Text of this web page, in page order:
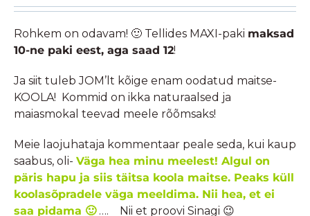
oli:
on:
Rohkem on odavam! 🙂 Tellides MAXI-paki maksad
10-ne paki eest, aga saad 12!
Ja siit tuleb JOM’lt kõige enam oodatud maitse-
KOOLA! Kommid on ikka naturaalsed ja
maiasmokal teevad meele rõõmsaks!
Meie laojuhataja kommentaar peale seda, kui kaup
saabus, oli- Väga hea minu meelest! Algul on
päris hapu ja siis täitsa koola maitse. Peaks küll
koolasõpradele väga meeldima. Nii hea, et ei
saa pidama 🙂…. Nii et proovi Sinagi 😉